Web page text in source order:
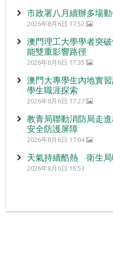
市政署八月續辦多場
2026年8月6日 17:52
澳門理工大學學者突
能雙重影響路徑
2026年8月6日 17:35
澳門大專學生內地實
學生職涯探索
2026年8月6日 17:27
教青局聯動消防局走
安全防護屏障
2026年8月6日 17:04
天氣持續酷熱 衛生局
2026年8月6日 16:53